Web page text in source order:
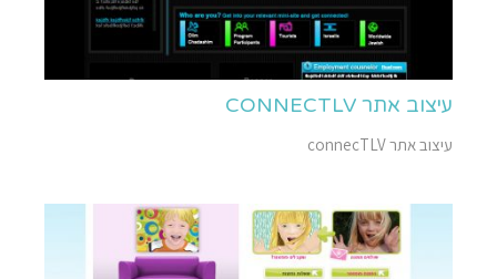
עיצוב אתר CONNECTLV
עיצוב אתר connecTLV